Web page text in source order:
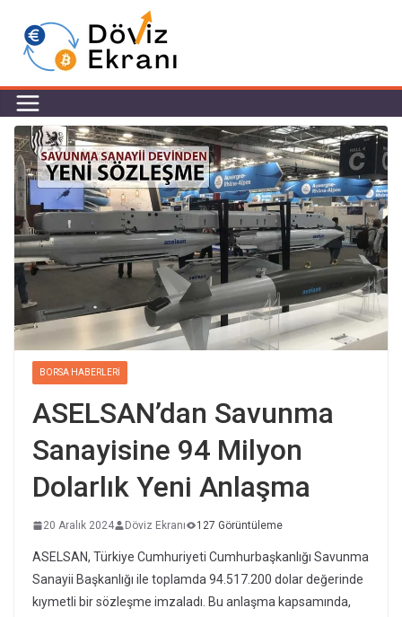
BORSA HABERLERI
ASELSAN’dan Savunma
Sanayisine 94 Milyon
Dolarlık Yeni Anlaşma
20 Aralık 2024 Döviz Ekranı 127 Görüntüleme
ASELSAN, Türkiye Cumhuriyeti Cumhurbaşkanlığı Savunma
Sanayii Başkanlığı ile toplamda 94.517.200 dolar değerinde
kıymetli bir sözleşme imzaladı. Bu anlaşma kapsamında,